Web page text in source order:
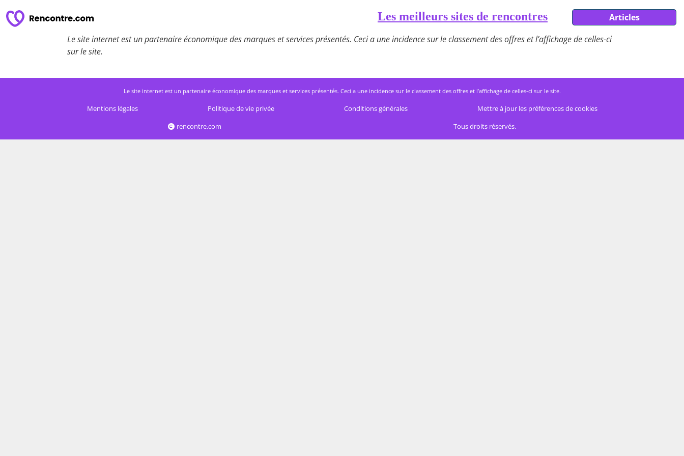
Les meilleurs sites de rencontres
Articles
Le site internet est un partenaire économique des marques et services présentés. Ceci a une incidence sur le classement des offres et l’affichage de celles-ci
sur le site.
Le site internet est un partenaire économique des marques et services présentés. Ceci a une incidence sur le classement des offres et l’affichage de celles-ci sur le site.
Mentions légales Politique de vie privée Conditions générales
Mettre à jour les préférences de cookies
rencontre.com
Tous droits réservés.